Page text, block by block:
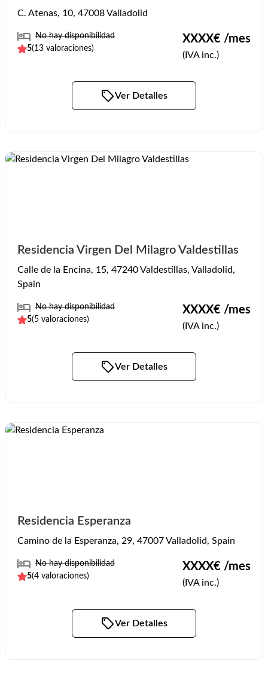
C. Atenas, 10, 47008 Valladolid
No hay disponibilidad
5(13 valoraciones)
XXXX€ /mes
(IVA inc.)
Ver Detalles
Residencia Virgen Del Milagro Valdestillas
Calle de la Encina, 15, 47240 Valdestillas, Valladolid,
Spain
No hay disponibilidad
5(5 valoraciones)
XXXX€ /mes
(IVA inc.)
Ver Detalles
Residencia Esperanza
Camino de la Esperanza, 29, 47007 Valladolid, Spain
No hay disponibilidad
5(4 valoraciones)
XXXX€ /mes
(IVA inc.)
Ver Detalles